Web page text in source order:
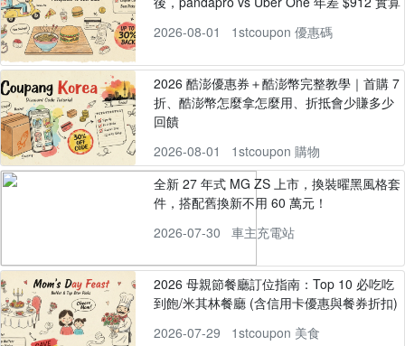
2026-08-01
1stcoupon 優惠碼
2026 酷澎優惠券＋酷澎幣完整教學｜首購 7
折、酷澎幣怎麼拿怎麼用、折抵會少賺多少
回饋
2026-08-01
1stcoupon 購物
全新 27 年式 MG ZS 上市，換裝曜黑風格套
件，搭配舊換新不用 60 萬元！
2026-07-30
車主充電站
2026 母親節餐廳訂位指南：Top 10 必吃吃
到飽/米其林餐廳 (含信用卡優惠與餐券折扣)
2026-07-29
1stcoupon 美食